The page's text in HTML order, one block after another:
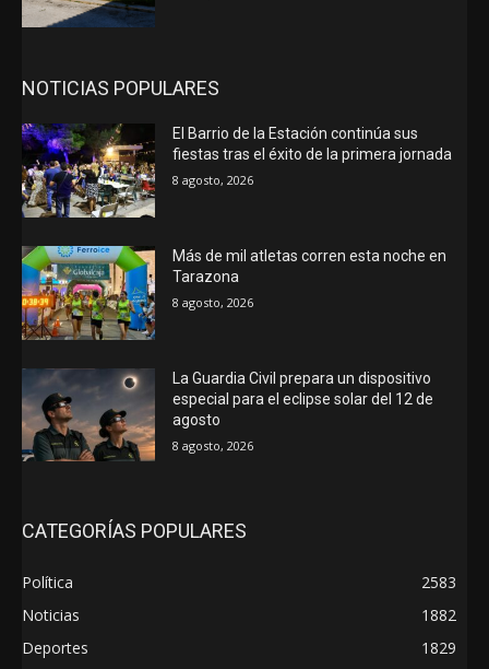
NOTICIAS POPULARES
El Barrio de la Estación continúa sus
fiestas tras el éxito de la primera jornada
8 agosto, 2026
Más de mil atletas corren esta noche en
Tarazona
8 agosto, 2026
La Guardia Civil prepara un dispositivo
especial para el eclipse solar del 12 de
agosto
8 agosto, 2026
CATEGORÍAS POPULARES
Política
2583
Noticias
1882
Deportes
1829